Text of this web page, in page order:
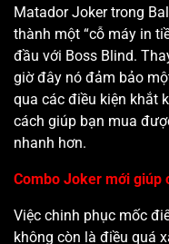
Matador Joker trong
thành một “cỗ máy in
đầu với Boss Blind.
giờ đây nó đảm bảo
qua các điều kiện khắt
cách giúp bạn mua
nhanh hơn.
Combo Joker mới giúp
Việc chinh phục mốc
không còn là điều quá